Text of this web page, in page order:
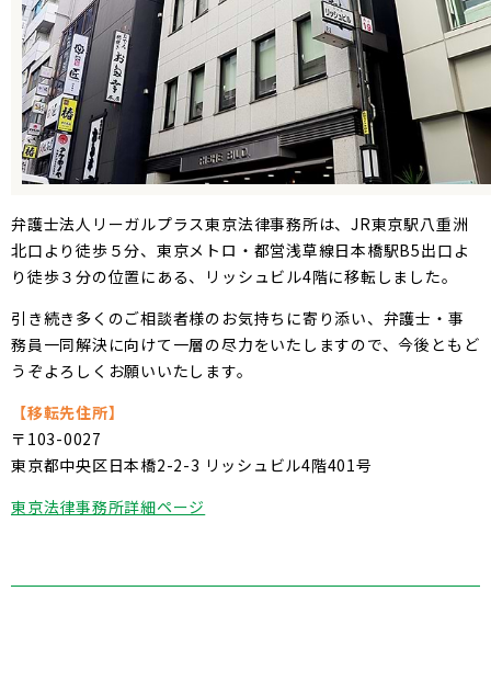
弁護士法人リーガルプラス東京法律事務所は、JR東京駅八重洲
北口より徒歩５分、東京メトロ・都営浅草線日本橋駅B5出口よ
り徒歩３分の位置にある、リッシュビル4階に移転しました。
引き続き多くのご相談者様のお気持ちに寄り添い、弁護士・事
務員一同解決に向けて一層の尽力をいたしますので、今後ともど
うぞよろしくお願いいたします。
【移転先住所】
〒103-0027
東京都中央区日本橋2-2-3 リッシュビル4階401号
東京法律事務所詳細ページ